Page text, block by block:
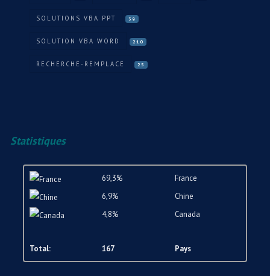
SOLUTIONS VBA PPT 39
SOLUTION VBA WORD 210
RECHERCHE-REMPLACE 25
Statistiques
69,3%
France
6,9%
Chine
4,8%
Canada
Total: 167 Pays